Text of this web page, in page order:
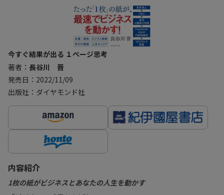
今すぐ結果が出る １ページ思考
著者： 長谷川 晋
発売日：2022/11/09
出版社：ダイヤモンド社
内容紹介
1枚の紙がビジネスとあなたの人生を動かす